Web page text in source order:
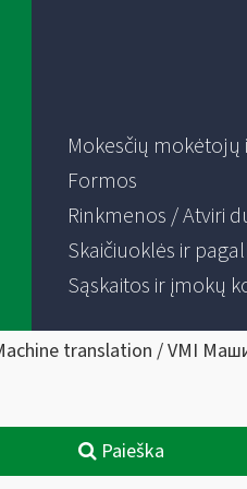
Mokesčių
Formos
Rinkmenos / Atviri
Skaičiuoklės ir
Sąskaitos ir įmokų
translation / VMI
Paieška